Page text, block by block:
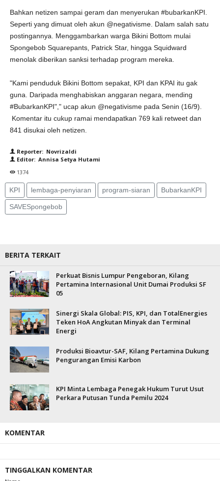
Bahkan netizen sampai geram dan menyerukan #bubarkanKPI.
Seperti yang dimuat oleh akun @negativisme. Dalam salah satu
postingannya. Menggambarkan warga Bikini Bottom mulai
Spongebob Squarepants, Patrick Star, hingga Squidward
menolak diberikan sanksi terhadap program mereka.
"Kami penduduk Bikini Bottom sepakat, KPI dan KPAI itu gak
guna. Daripada menghabiskan anggaran negara, mending
#BubarkanKPI"," ucap akun @negativisme pada Senin (16/9).
Komentar itu cukup ramai mendapatkan 769 kali retweet dan
841 disukai oleh netizen.
Reporter: Novrizaldi
Editor: Annisa Setya Hutami
1374
KPI lembaga-penyiaran program-siaran BubarkanKPI
SAVESpongebob
BERITA TERKAIT
Perkuat Bisnis Lumpur Pengeboran, Kilang
Pertamina Internasional Unit Dumai Produksi SF
05
Sinergi Skala Global: PIS, KPI, dan TotalEnergies
Teken HoA Angkutan Minyak dan Terminal
Energi
Produksi Bioavtur-SAF, Kilang Pertamina Dukung
Pengurangan Emisi Karbon
KPI Minta Lembaga Penegak Hukum Turut Usut
Perkara Putusan Tunda Pemilu 2024
KOMENTAR
TINGGALKAN KOMENTAR